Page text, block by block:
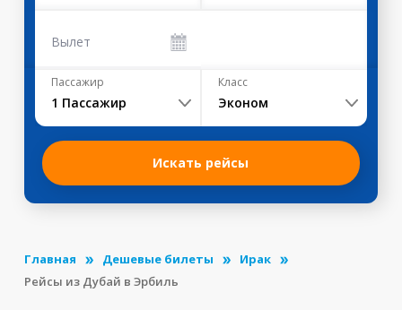
Вылет
Пассажир
1 Пассажир
Класс
Эконом
Искать рейсы
Главная Дешевые билеты
Ирак
Рейсы из Дубай в Эрбиль